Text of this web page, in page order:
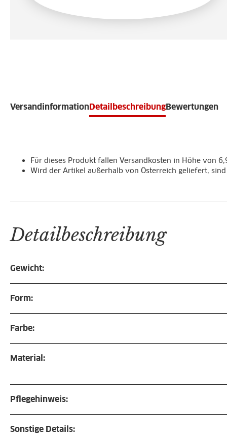
VersandinformationDetailbeschreibungBewertungen
Für dieses Produkt fallen Versandkosten in Höhe von
Wird der Artikel außerhalb von Österreich geliefert,
Detailbeschreibung
Gewicht:
Form:
Farbe:
Material:
Pflegehinweis:
Sonstige Details: